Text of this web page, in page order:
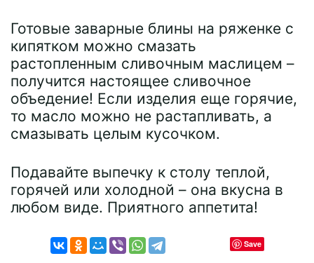
Готовые заварные блины на ряженке с
кипятком можно смазать
растопленным сливочным маслицем –
получится настоящее сливочное
объедение! Если изделия еще горячие,
то масло можно не растапливать, а
смазывать целым кусочком.
Подавайте выпечку к столу теплой,
горячей или холодной – она вкусна в
любом виде. Приятного аппетита!
Save